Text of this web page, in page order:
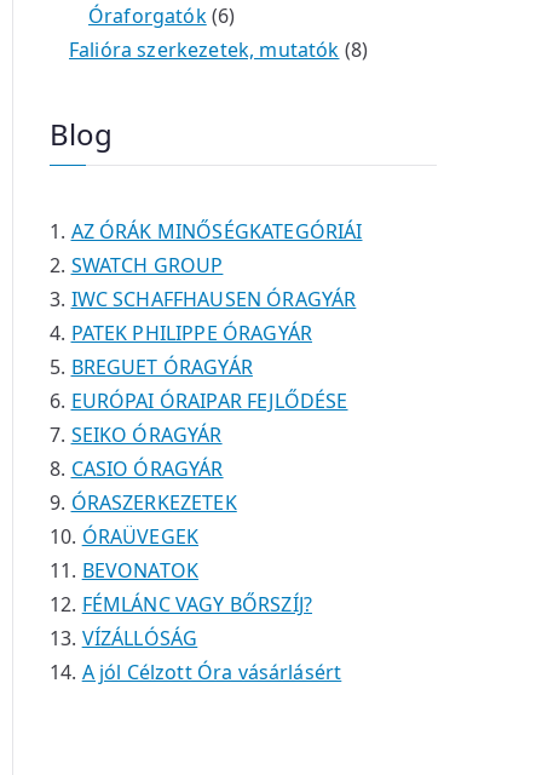
é
k
é
é
e
r
e
r
e
t
k
Óraforgatók 66
t
k
Falióra szerkezetek, mutatók 88
é
Blog
AZ ÓRÁK MINŐSÉGKATEGÓRIÁI
SWATCH GROUP
IWC SCHAFFHAUSEN ÓRAGYÁR
PATEK PHILIPPE ÓRAGYÁR
BREGUET ÓRAGYÁR
EURÓPAI ÓRAIPAR FEJLŐDÉSE
SEIKO ÓRAGYÁR
CASIO ÓRAGYÁR
ÓRASZERKEZETEK
ÓRAÜVEGEK
BEVONATOK
FÉMLÁNC VAGY BŐRSZÍJ?
VÍZÁLLÓSÁG
A jól Célzott Óra vásárlásért